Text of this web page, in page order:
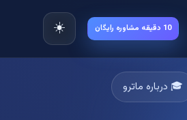
☀️ 10 دقیقه مشاوره رایگان
🎓 درباره ماترو